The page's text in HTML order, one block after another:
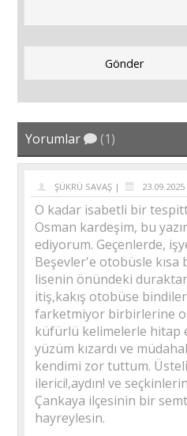
Yorumlar (1)
ŞÜKRÜ SAVAŞ | 23.09.2025
O kadar isabetli bir
Osman kardeşim, bu
ediyorum. Geçenlerde,
Beşevler'e otobüsle kısa
lisenin önündeki
itiş,kakış otobüse
farketmiyor birbirlerine
küfürlü kelimelerle hitap
yüzüm kızardı ve
kendimi zor tuttum.
ilerici!,aydın! ve
Çankaya ilçesinin bir
hayreylesin.